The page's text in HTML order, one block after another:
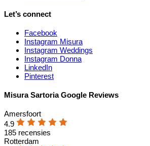
Let’s connect
Facebook
Instagram Misura
Instagram Weddings
Instagram Donna
LinkedIn
Pinterest
Misura Sartoria Google Reviews
Amersfoort
4.9
185 recensies
Rotterdam